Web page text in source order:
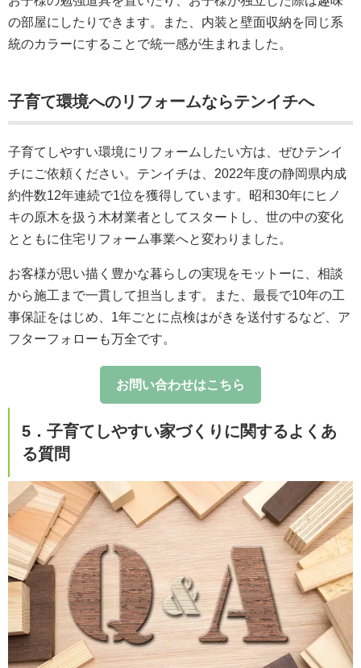
の部屋にしたりできます。また、内装と壁面収納を同じ系
統のカラーにすることで統一感が生まれました。
子育て環境へのリフォームならテンイチへ
子育てしやすい環境にリフォームしたい方は、ぜひテンイ
チにご依頼ください。テンイチは、2022年度の静岡県内成
約件数12年連続で1位を獲得しています。昭和30年にヒノ
キの原木を扱う木材業者としてスタートし、世の中の変化
とともに住宅リフォーム事業へと変わりました。
お客様が思い描く豊かな暮らしの実現をモットーに、相談
から施工まで一貫して担当します。また、最長で10年の工
事保証をはじめ、1年ごとに点検はがきを送付するなど、ア
フターフォローも万全です。
お問い合わせはこちら
5．子育てしやすい家づくりに関するよくあ
る質問